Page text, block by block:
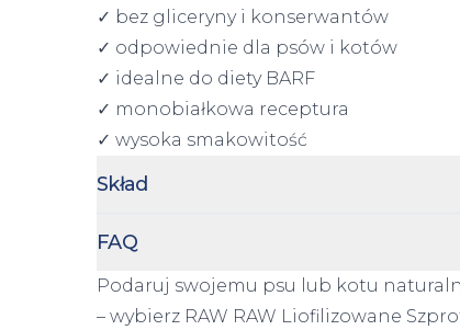
✓ bez gliceryny i konserwantów
✓ odpowiednie dla psów i kotów
✓ idealne do diety BARF
✓ monobiałkowa receptura
✓ wysoka smakowitość
Skład
FAQ
Podaruj swojemu psu lub kotu
– wybierz RAW RAW Liofilizowane